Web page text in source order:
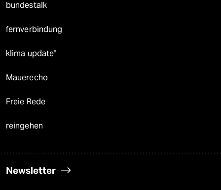
bundestalk
fernverbindung
klima update°
Mauerecho
Freie Rede
reingehen
Newsletter